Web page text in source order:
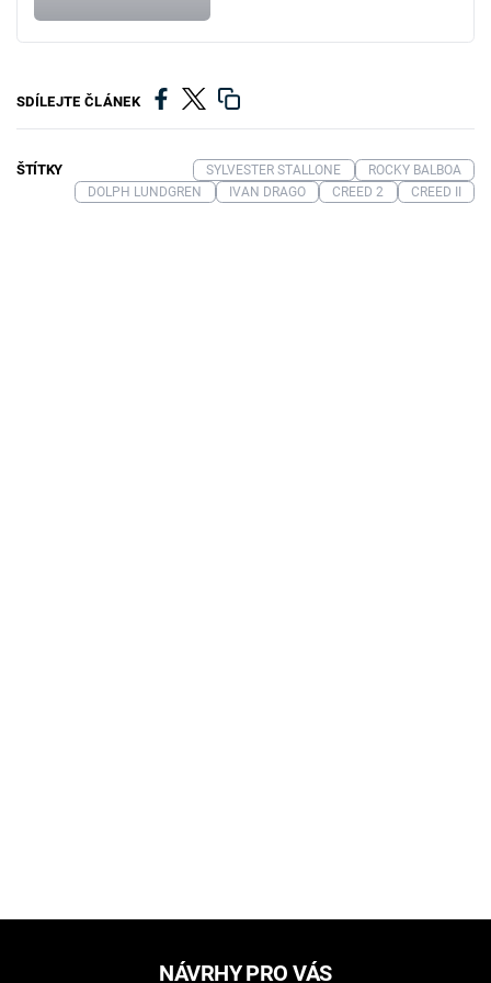
SDÍLEJTE ČLÁNEK
ŠTÍTKY SYLVESTER STALLONE
ROCKY BALBOA
DOLPH LUNDGREN
IVAN DRAGO CREED 2 CREED II
NÁVRHY PRO VÁS